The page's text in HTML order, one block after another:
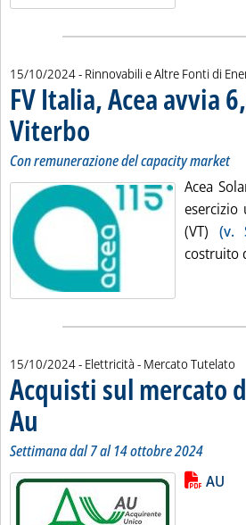
15/10/2024- Rinnovabili e Altre Fonti di
FV Italia, Acea avvia
Viterbo
Con remunerazione del capacity market
Acea
(VT) (v.
costruito
15/10/2024- Elettricità - Mercato Tutelato
Acquisti sul mercato
Au . Sottotitolo: Settimana dal 7 al 14 ottobre 2024
. Pubblicata martedì 15 ottobre 2024 alle 9.33.
Settimana dal 7 al 14 ottobre 2024
Leggi
Lista allegati PDF alla notizia
AU